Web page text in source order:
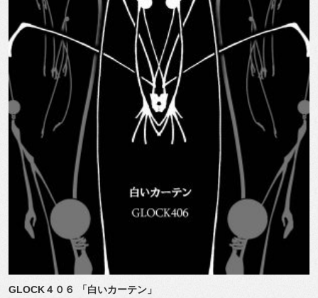
GLOCK４０６
「白いカーテン」